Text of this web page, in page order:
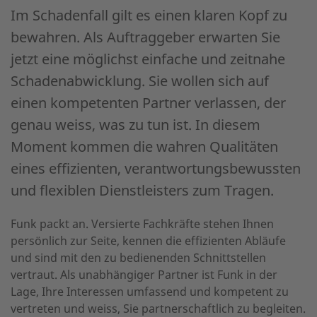
Im Schadenfall gilt es einen klaren Kopf zu
bewahren. Als Auftraggeber erwarten Sie
jetzt eine möglichst einfache und zeitnahe
Schadenabwicklung. Sie wollen sich auf
einen kompetenten Partner verlassen, der
genau weiss, was zu tun ist. In diesem
Moment kommen die wahren Qualitäten
eines effizienten, verantwortungsbewussten
und flexiblen Dienstleisters zum Tragen.
Funk packt an. Versierte Fachkräfte stehen Ihnen
persönlich zur Seite, kennen die effizienten Abläufe
und sind mit den zu bedienenden Schnittstellen
vertraut. Als unabhängiger Partner ist Funk in der
Lage, Ihre Interessen umfassend und kompetent zu
vertreten und weiss, Sie partnerschaftlich zu begleiten.